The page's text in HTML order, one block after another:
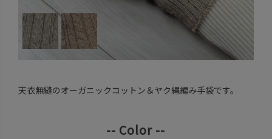
天衣無縫のオーガニックコットン＆ヤク縄編み手袋です。
-- Color --